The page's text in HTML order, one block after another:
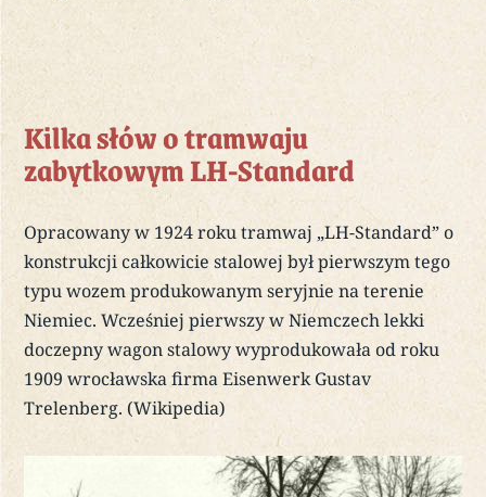
Kilka słów o tramwaju
zabytkowym LH-Standard
Opracowany w 1924 roku tramwaj „LH-Standard” o
konstrukcji całkowicie stalowej był pierwszym tego
typu wozem produkowanym seryjnie na terenie
Niemiec. Wcześniej pierwszy w Niemczech lekki
doczepny wagon stalowy wyprodukowała od roku
1909 wrocławska firma Eisenwerk Gustav
Trelenberg. (Wikipedia)